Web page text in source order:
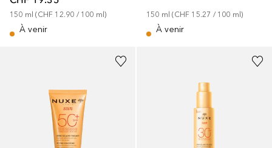
150 ml (CHF 12.90 / 100 ml)
À venir
150 ml (CHF 15.27 / 100 ml)
À venir